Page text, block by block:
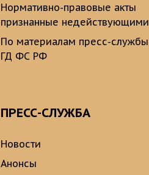
Нормативно-правовые акты
признанные недействующими
По материалам пресс-службы
ГД ФС РФ
ПРЕСС-СЛУЖБА
Новости
Анонсы